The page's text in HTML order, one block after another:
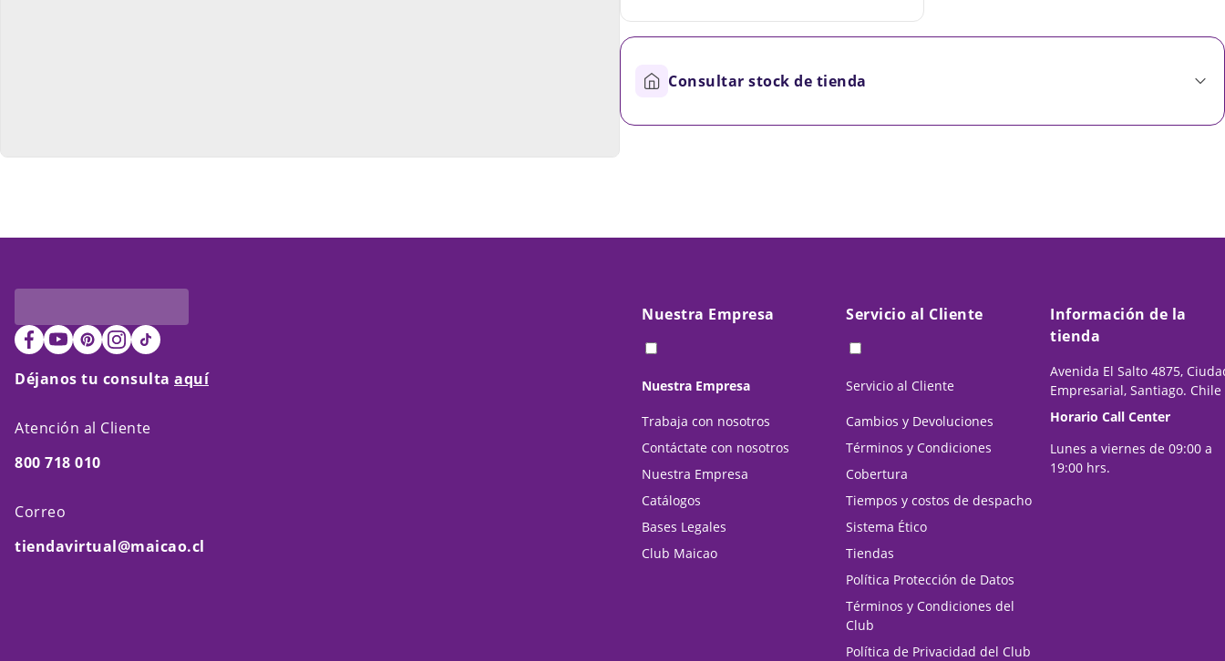
Consultar stock de tienda
Déjanos tu consulta aquí
Atención al Cliente
800 718 010
Correo
tiendavirtual@maicao.cl
Nuestra Empresa
Nuestra Empresa
Trabaja con nosotros
Contáctate con nosotros
Nuestra Empresa
Catálogos
Bases Legales
Club Maicao
Servicio al Cliente
Servicio al Cliente
Cambios y Devoluciones
Términos y Condiciones
Cobertura
Tiempos y costos de despacho
Sistema Ético
Tiendas
Política Protección de Datos
Términos y Condiciones del
Club
Política de Privacidad del Club
Información de la
tienda
Avenida El Salto 4875,
Empresarial, Santiago. Chile
Horario Call Center
Lunes a viernes de 09:00 a
19:00 hrs.